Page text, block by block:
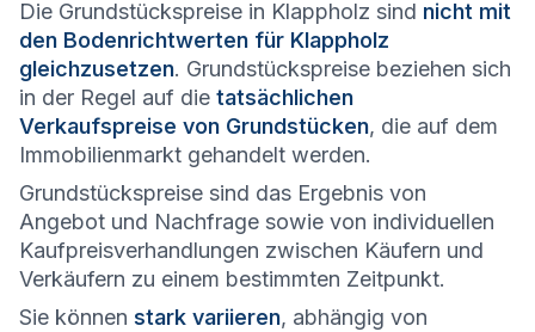
Die Grundstückspreise in Klappholz sind nicht mit
den Bodenrichtwerten für Klappholz
gleichzusetzen. Grundstückspreise beziehen sich
in der Regel auf die tatsächlichen
Verkaufspreise von Grundstücken, die auf dem
Immobilienmarkt gehandelt werden.
Grundstückspreise sind das Ergebnis von
Angebot und Nachfrage sowie von individuellen
Kaufpreisverhandlungen zwischen Käufern und
Verkäufern zu einem bestimmten Zeitpunkt.
Sie können stark variieren, abhängig von